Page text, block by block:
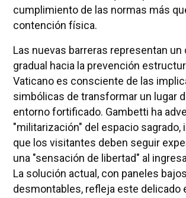
cumplimiento de las normas más
contención física.
Las nuevas barreras representan un
gradual hacia la prevención
Vaticano es consciente de las
simbólicas de transformar un lugar
entorno fortificado. Gambetti ha
"militarización" del espacio sagrado,
que los visitantes deben seguir
una "sensación de libertad" al
La solución actual, con paneles
desmontables, refleja este delicado